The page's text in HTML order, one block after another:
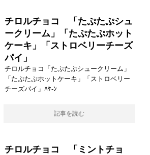
チロルチョコ 「たぷたぷシュ
ークリーム」「たぷたぷホット
ケーキ」「ストロベリーチーズ
パイ」
チロルチョコ「たぷたぷシュークリーム」
「たぷたぷホットケーキ」「ストロベリー
チーズパイ」ﾊｹ-ﾝ
記事を読む
チロルチョコ 「ミントチョ